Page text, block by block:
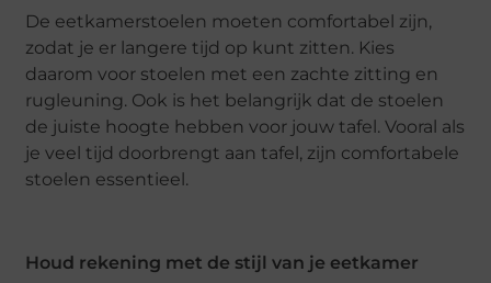
De eetkamerstoelen moeten comfortabel zijn,
zodat je er langere tijd op kunt zitten. Kies
daarom voor stoelen met een zachte zitting en
rugleuning. Ook is het belangrijk dat de stoelen
de juiste hoogte hebben voor jouw tafel. Vooral als
je veel tijd doorbrengt aan tafel, zijn comfortabele
stoelen essentieel.
Houd rekening met de stijl van je eetkamer